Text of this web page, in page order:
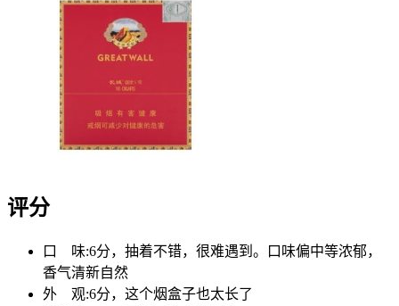
评分
口 味:6分，抽着不错，很难遇到。口味偏中等浓郁，
香气清新自然
外 观:6分，这个烟盒子也太长了